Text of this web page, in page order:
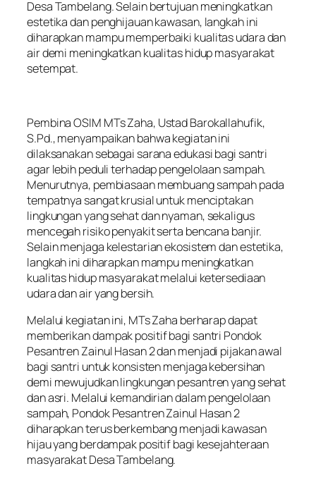
Desa Tambelang. Selain bertujuan meningkatkan
estetika dan penghijauan kawasan, langkah ini
diharapkan mampu memperbaiki kualitas udara dan
air demi meningkatkan kualitas hidup masyarakat
setempat.
Pembina OSIM MTs Zaha, Ustad Barokallahufik,
S.Pd., menyampaikan bahwa kegiatan ini
dilaksanakan sebagai sarana edukasi bagi santri
agar lebih peduli terhadap pengelolaan sampah.
Menurutnya, pembiasaan membuang sampah pada
tempatnya sangat krusial untuk menciptakan
lingkungan yang sehat dan nyaman, sekaligus
mencegah risiko penyakit serta bencana banjir.
Selain menjaga kelestarian ekosistem dan estetika,
langkah ini diharapkan mampu meningkatkan
kualitas hidup masyarakat melalui ketersediaan
udara dan air yang bersih.
Melalui kegiatan ini, MTs Zaha berharap dapat
memberikan dampak positif bagi santri Pondok
Pesantren Zainul Hasan 2 dan menjadi pijakan awal
bagi santri untuk konsisten menjaga kebersihan
demi mewujudkan lingkungan pesantren yang sehat
dan asri. Melalui kemandirian dalam pengelolaan
sampah, Pondok Pesantren Zainul Hasan 2
diharapkan terus berkembang menjadi kawasan
hijau yang berdampak positif bagi kesejahteraan
masyarakat Desa Tambelang.